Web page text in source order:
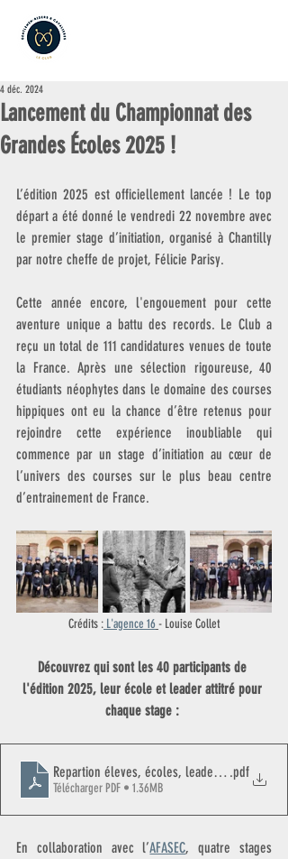
Lancement du Championnat des
Grandes Écoles 2025 !
4 déc. 2024
L’édition 2025 est officiellement lancée ! Le top
départ a été donné le vendredi 22 novembre avec
le premier stage d’initiation, organisé à Chantilly
par notre cheffe de projet, Félicie Parisy.
Cette année encore, l'engouement pour cette
aventure unique a battu des records. Le Club a
reçu un total de 111 candidatures venues de toute
la France. Après une sélection rigoureuse, 40
étudiants néophytes dans le domaine des courses
hippiques ont eu la chance d’être retenus pour
rejoindre cette expérience inoubliable qui
commence par un stage d’initiation au cœur de
l’univers des courses sur le plus beau centre
d’entrainement de France.
Crédits : L'agence 16- Louise Collet
Découvrez qui sont les 40 participants de
l'édition 2025, leur école et leader attitré pour
chaque stage :
Repartion éleves, écoles, leaders des 4 stages
.pdf
Télécharger PDF • 1.36MB
En collaboration avec l’AFASEC, quatre stages